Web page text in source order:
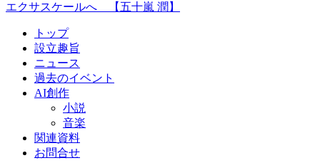
エクサスケールへ 【五十嵐 潤】
トップ
設立趣旨
ニュース
過去のイベント
AI創作
小説
音楽
関連資料
お問合せ